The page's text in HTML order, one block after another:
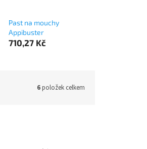
Past na mouchy
Appibuster
710,27 Kč
6položek celkem